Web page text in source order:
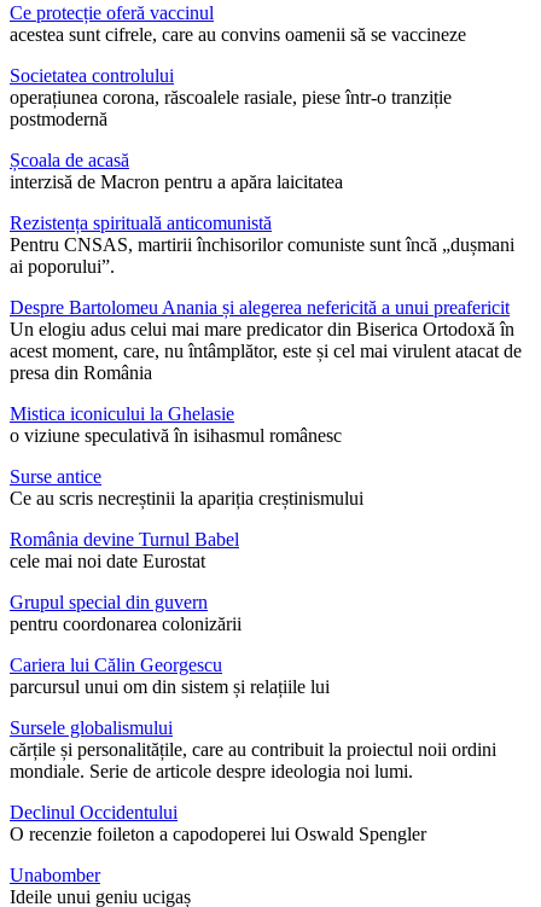
Ce protecție oferă vaccinul
acestea sunt cifrele, care au convins oamenii să se vaccineze
Societatea controlului
operațiunea corona, răscoalele rasiale, piese într-o tranziție
postmodernă
Școala de acasă
interzisă de Macron pentru a apăra laicitatea
Rezistența spirituală anticomunistă
Pentru CNSAS, martirii închisorilor comuniste sunt încă „dușmani
ai poporului”.
Despre Bartolomeu Anania și alegerea nefericită a unui preafericit
Un elogiu adus celui mai mare predicator din Biserica Ortodoxă în
acest moment, care, nu întâmplător, este și cel mai virulent atacat de
presa din România
Mistica iconicului la Ghelasie
o viziune speculativă în isihasmul românesc
Surse antice
Ce au scris necreștinii la apariția creștinismului
România devine Turnul Babel
cele mai noi date Eurostat
Grupul special din guvern
pentru coordonarea colonizării
Cariera lui Călin Georgescu
parcursul unui om din sistem și relațiile lui
Sursele globalismului
cărțile și personalitățile, care au contribuit la proiectul noii ordini
mondiale. Serie de articole despre ideologia noi lumi.
Declinul Occidentului
O recenzie foileton a capodoperei lui Oswald Spengler
Unabomber
Ideile unui geniu ucigaș